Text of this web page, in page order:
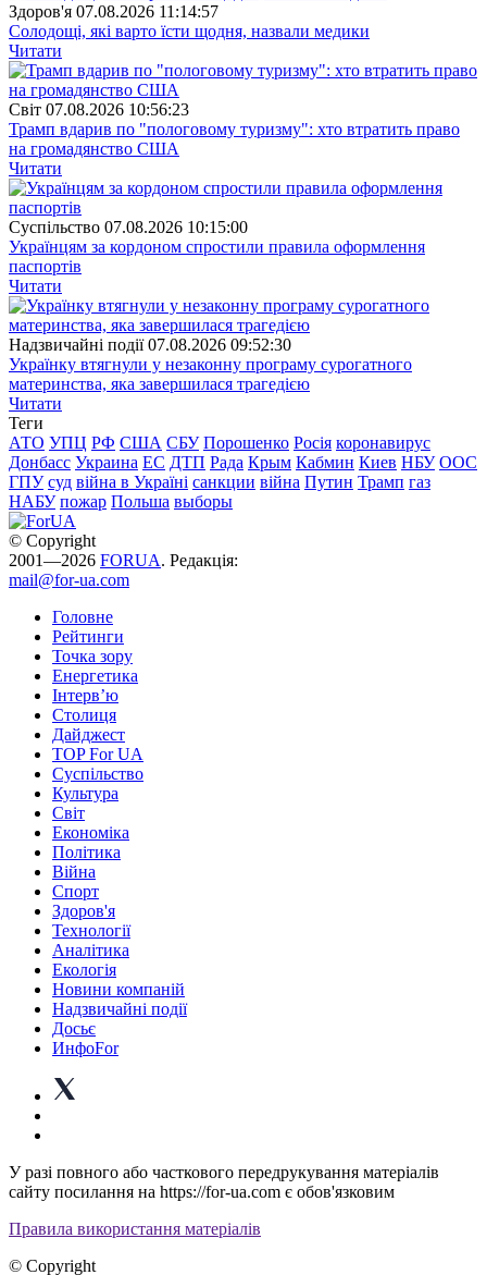
Здоров'я 07.08.2026 11:14:57
Солодощі, які варто їсти щодня, назвали медики
Читати
Свiт 07.08.2026 10:56:23
Трамп вдарив по "пологовому туризму": хто втратить право
на громадянство США
Читати
Суспiльство 07.08.2026 10:15:00
Українцям за кордоном спростили правила оформлення
паспортів
Читати
Надзвичайні події 07.08.2026 09:52:30
Українку втягнули у незаконну програму сурогатного
материнства, яка завершилася трагедією
Читати
Теги
АТО УПЦ РФ США СБУ Порошенко Росія коронавирус
Донбасс Украина ЕС ДТП Рада Крым Кабмин Киев НБУ ООС
ГПУ суд війна в Україні санкции війна Путин Трамп газ
НАБУ пожар Польша выборы
© Copyright
2001—2026 FORUA. Редакція:
mail@for-ua.com
Головне
Рейтинги
Точка зору
Енергетика
Інтерв’ю
Столиця
Дайджест
TOP For UA
Суспiльство
Культура
Світ
Економіка
Політика
Війна
Спорт
Здоров'я
Технології
Аналітика
Екологія
Новини компаній
Надзвичайні події
Досьє
ИнфоFor
У разі повного або часткового передрукування матеріалів
сайту посилання на https://for-ua.com є обов'язковим
Правила використання матеріалів
© Copyright